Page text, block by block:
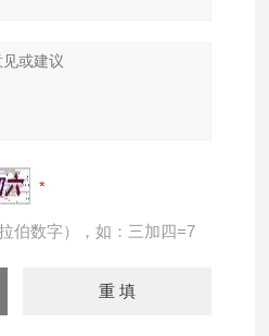
伯数字），如：三加四=7